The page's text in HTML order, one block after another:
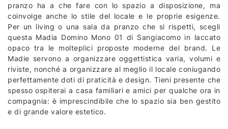
pranzo ha a che fare con lo spazio a disposizione, ma
coinvolge anche lo stile del locale e le proprie esigenze.
Per un living o una sala da pranzo che si rispetti, scegli
questa Madia Domino Mono 01 di Sangiacomo in laccato
opaco tra le molteplici proposte moderne del brand. Le
Madie servono a organizzare oggettistica varia, volumi e
riviste, nonché a organizzare al meglio il locale coniugando
perfettamente doti di praticità e design. Tieni presente che
spesso ospiterai a casa familiari e amici per qualche ora in
compagnia: è imprescindibile che lo spazio sia ben gestito
e di grande valore estetico.